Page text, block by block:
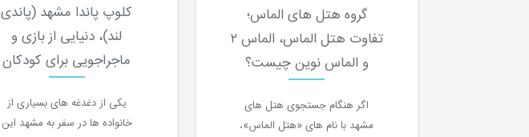
گروه هتل های الماس؛
تفاوت هتل الماس، الماس ۲
و الماس نوین چیست؟
اگر هنگام جستجوی هتل های
مشهد با نام های «هتل الماس»،
کلوپ پاندا مشهد (پاندی
لند)، دنیایی از بازی و
ماجراجویی برای کودکان
یکی از دغدغه های بسیاری از
خانواده ها در سفر به مشهد این